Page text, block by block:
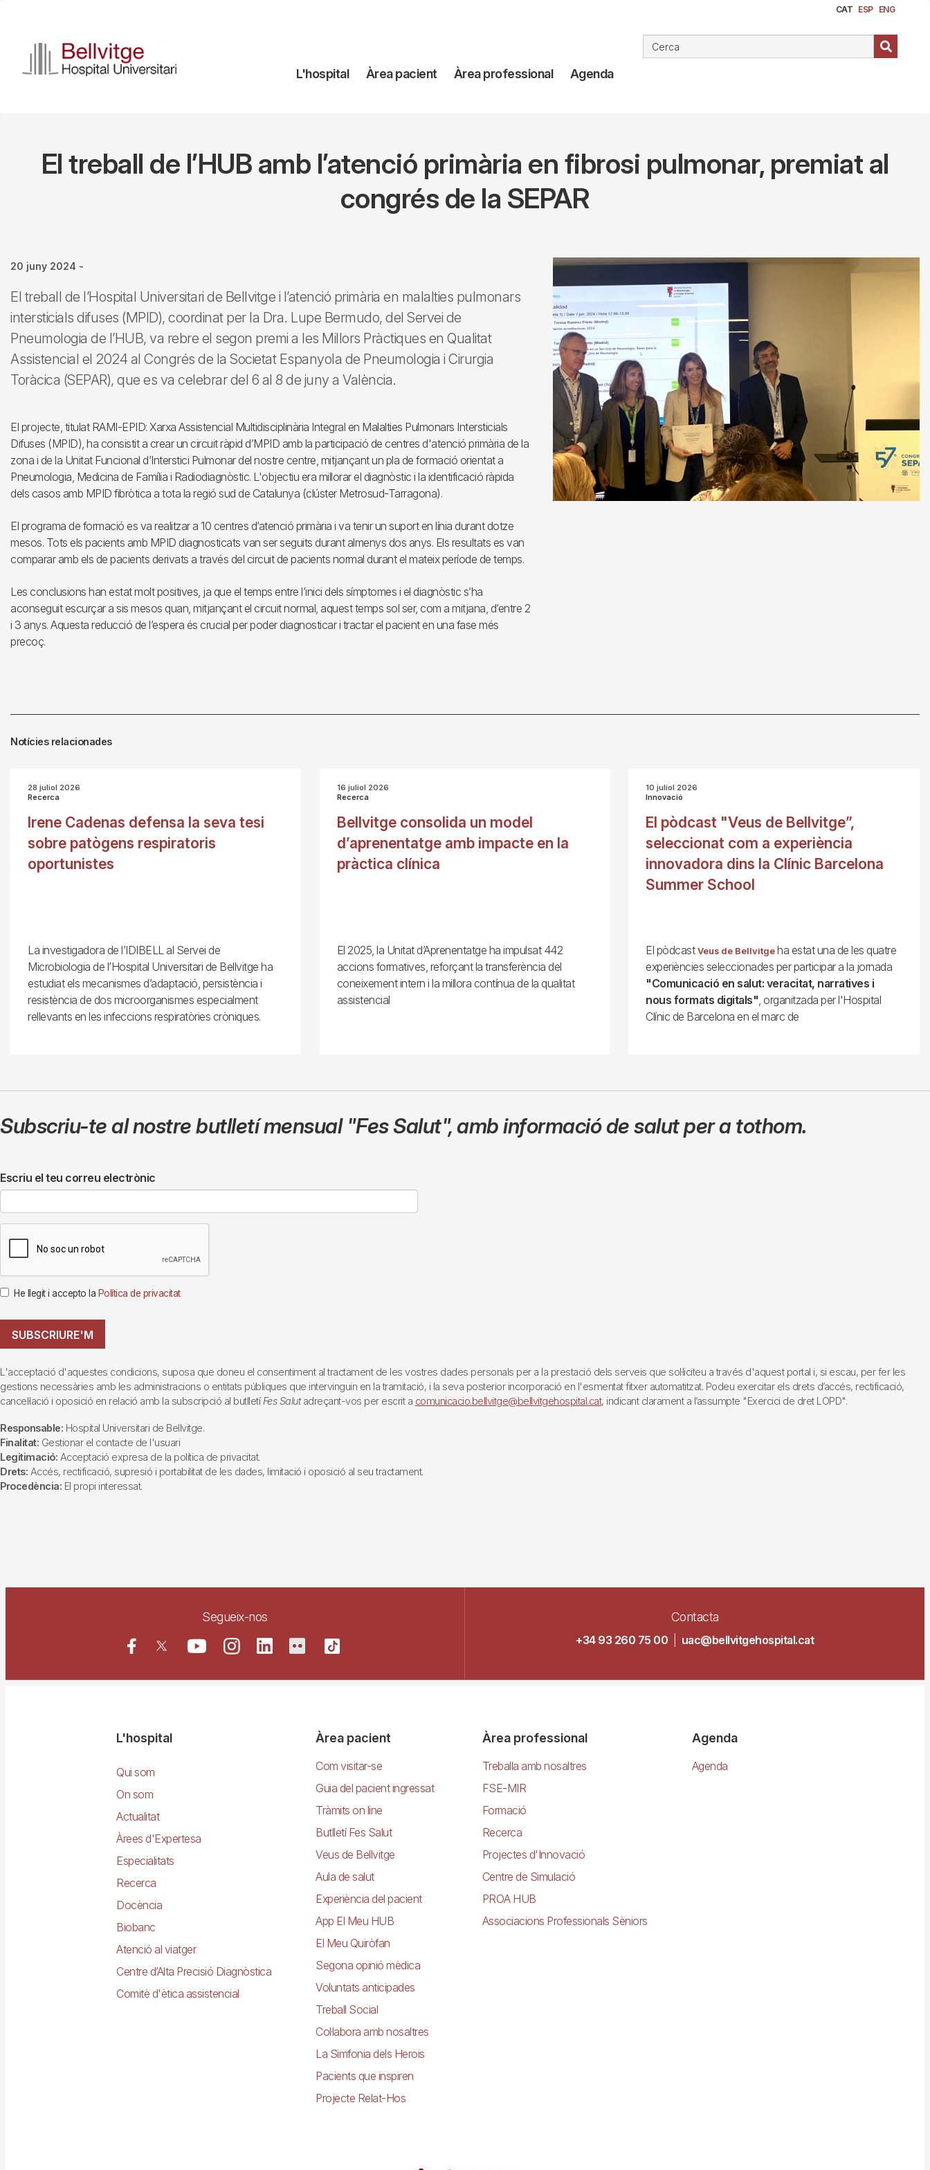
contingut
CAT ESP ENG
Navegación
L'hospital Àrea pacient Àrea professional Agenda
El treball de l’HUB amb l’atenció primària en fibrosi pulmonar, premiat al
congrés de la SEPAR
20 juny 2024 -
El treball de l’Hospital Universitari de Bellvitge i l’atenció primària en malalties pulmonars
intersticials difuses (MPID), coordinat per la Dra. Lupe Bermudo, del Servei de
Pneumologia de l’HUB, va rebre el segon premi a les Millors Pràctiques en Qualitat
Assistencial el 2024 al Congrés de la Societat Espanyola de Pneumologia i Cirurgia
Toràcica (SEPAR), que es va celebrar del 6 al 8 de juny a València.
El projecte, titulat RAMI-EPID: Xarxa Assistencial Multidisciplinària Integral en Malalties Pulmonars Intersticials
Difuses (MPID), ha consistit a crear un circuit ràpid d’MPID amb la participació de centres d'atenció primària de la
zona i de la Unitat Funcional d’Interstici Pulmonar del nostre centre, mitjançant un pla de formació orientat a
Pneumologia, Medicina de Família i Radiodiagnòstic. L'objectiu era millorar el diagnòstic i la identificació ràpida
dels casos amb MPID fibròtica a tota la regió sud de Catalunya (clúster Metrosud-Tarragona).
El programa de formació es va realitzar a 10 centres d’atenció primària i va tenir un suport en línia durant dotze
mesos. Tots els pacients amb MPID diagnosticats van ser seguits durant almenys dos anys. Els resultats es van
comparar amb els de pacients derivats a través del circuit de pacients normal durant el mateix període de temps.
Les conclusions han estat molt positives, ja que el temps entre l’inici dels símptomes i el diagnòstic s’ha
aconseguit escurçar a sis mesos quan, mitjançant el circuit normal, aquest temps sol ser, com a mitjana, d’entre 2
i 3 anys. Aquesta reducció de l’espera és crucial per poder diagnosticar i tractar el pacient en una fase més
precoç.
Notícies relacionades
28 juliol 2026
Recerca
Irene Cadenas defensa la seva tesi
sobre patògens respiratoris
oportunistes
La investigadora de l’IDIBELL al Servei de
Microbiologia de l’Hospital Universitari de Bellvitge ha
estudiat els mecanismes d’adaptació, persistència i
resistència de dos microorganismes especialment
rellevants en les infeccions respiratòries cròniques.
16 juliol 2026
Recerca
Bellvitge consolida un model
d’aprenentatge amb impacte en la
pràctica clínica
El 2025, la Unitat d’Aprenentatge ha impulsat 442
accions formatives, reforçant la transferència del
coneixement intern i la millora contínua de la qualitat
assistencial
10 juliol 2026
Innovació
El pòdcast "Veus de Bellvitge”,
seleccionat com a experiència
innovadora dins la Clínic Barcelona
Summer School
El pòdcast Veus de Bellvitgeha estat una de les quatre
experiències seleccionades per participar a la jornada
"Comunicació en salut: veracitat, narratives i
nous formats digitals", organitzada per l'Hospital
Clínic de Barcelona en el marc de
Subscriu-te al nostre butlletí mensual "Fes Salut",amb informació de salut per a tothom.
Escriu el teu correu electrònic
He llegit i accepto la Política de privacitat
SUBSCRIURE'M
L'acceptació d'aquestes condicions, suposa que doneu el consentiment al tractament de les vostres dades personals per a la prestació dels serveis que sol·liciteu a través d'aquest portal i, si escau, per fer les
gestions necessàries amb les administracions o entitats públiques que intervinguin en la tramitació, i la seva posterior incorporació en l'esmentat fitxer automatitzat. Podeu exercitar els drets d’accés, rectificació,
cancel·lació i oposició en relació amb la subscripció al butlletí Fes Salutadreçant-vos per escrit a comunicacio.bellvitge@bellvitgehospital.cat, indicant clarament a l’assumpte "Exercici de dret LOPD".
Responsable: Hospital Universitari de Bellvitge.
Finalitat: Gestionar el contacte de l'usuari
Legitimació: Acceptació expresa de la política de privacitat.
Drets: Accés, rectificació, supresió i portabilitat de les dades, limitació i oposició al seu tractament.
Procedència: El propi interessat.
Segueix-nos Contacta
+34 93 260 75 00 uac@bellvitgehospital.cat
NavegacióL'hospital
Qui som
On som
Actualitat
Àrees d'Expertesa
Especialitats
Recerca
Docència
Biobanc
Atenció al viatger
Centre d’Alta Precisió Diagnòstica
Comitè d'ètica assistencial
Àrea pacient
Com visitar-se
Guia del pacient ingressat
Tràmits on line
Butlletí Fes Salut
Veus de Bellvitge
Aula de salut
Experiència del pacient
App El Meu HUB
El Meu Quiròfan
Segona opinió mèdica
Voluntats anticipades
Treball Social
Col·labora amb nosaltres
La Simfonia dels Herois
Pacients que inspiren
Projecte Relat-Hos
Àrea professional
Treballa amb nosaltres
FSE-MIR
Formació
Recerca
Projectes d'Innovació
Centre de Simulació
PROA HUB
Associacions Professionals Sèniors
Agenda
Agenda